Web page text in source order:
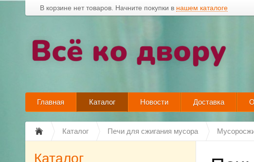
В корзине нет товаров. Начните покупки в нашем каталоге
Главная Каталог Новости Доставка
Каталог Печи для сжигания мусора
Каталог